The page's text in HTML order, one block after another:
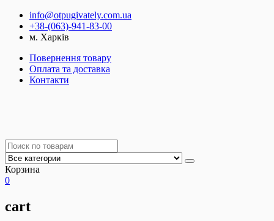
info@otpugivately.com.ua
+38-(063)-941-83-00
м. Харків
Повернення товару
Оплата та доставка
Контакти
Корзина
0
cart